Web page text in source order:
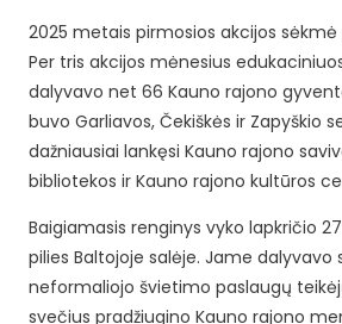
2025 metais pirmosios akcijos sėkmė
Per tris akcijos mėnesius
dalyvavo net 66 Kauno rajono
buvo Garliavos, Čekiškės ir Zapyškio
dažniausiai lankęsi Kauno rajono
bibliotekos ir Kauno rajono kultūros
Baigiamasis renginys vyko lapkričio
pilies Baltojoje salėje. Jame dalyvavo
neformaliojo švietimo paslaugų
svečius pradžiugino Kauno rajono